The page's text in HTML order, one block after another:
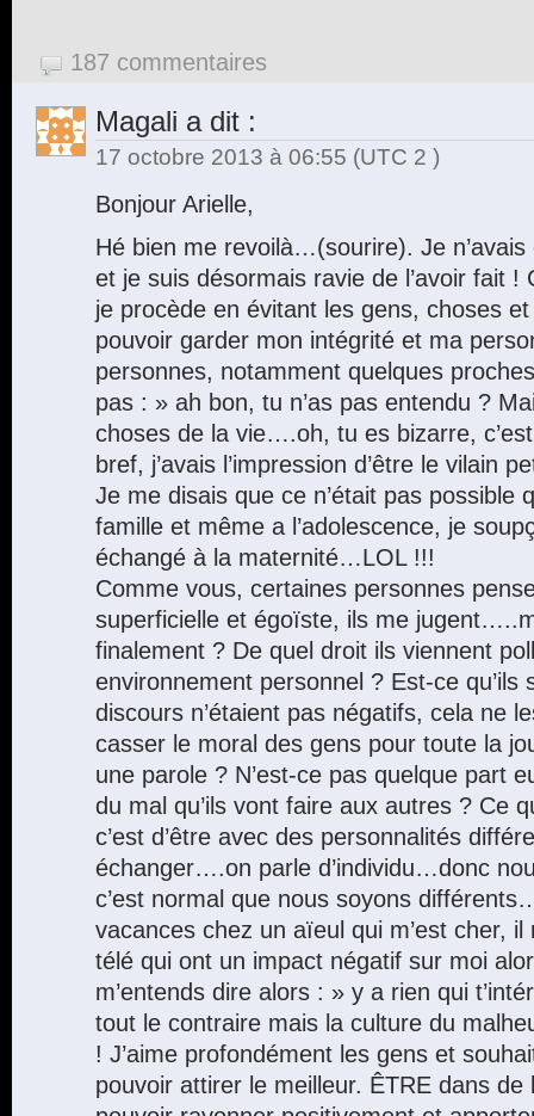
187 commentaires
Magali a dit :
17 octobre 2013 à 06:55 (UTC 2 )
Bonjour Arielle,
Hé bien me revoilà…(sourire). Je
et je suis désormais ravie de l’avoir fait !
je procède en évitant les gens, choses
pouvoir garder mon intégrité et ma
personnes, notamment quelques
pas : » ah bon, tu n’as pas entendu ?
choses de la vie….oh, tu es bizarre,
bref, j’avais l’impression d’être le vilain
Je me disais que ce n’était pas possible
famille et même a l’adolescence, je
échangé à la maternité…LOL !!!
Comme vous, certaines personnes
superficielle et égoïste, ils me
finalement ? De quel droit ils viennent
environnement personnel ? Est-ce qu’ils
discours n’étaient pas négatifs, cela ne
casser le moral des gens pour toute la
une parole ? N’est-ce pas quelque part
du mal qu’ils vont faire aux autres ? Ce
c’est d’être avec des personnalités
échanger….on parle d’individu…donc
c’est normal que nous soyons
vacances chez un aïeul qui m’est cher,
télé qui ont un impact négatif sur moi
m’entends dire alors : » y a rien qui
tout le contraire mais la culture du
! J’aime profondément les gens et
pouvoir attirer le meilleur. ÊTRE dans